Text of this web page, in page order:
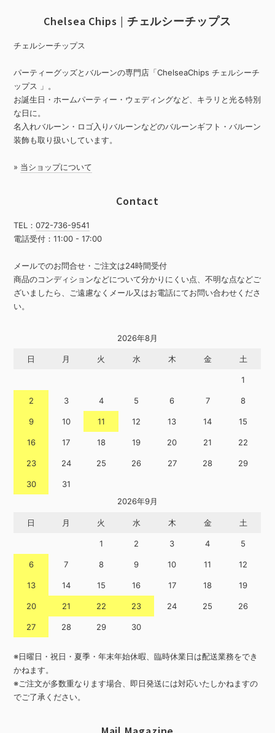
Chelsea Chips | チェルシーチップス
チェルシーチップス
パーティーグッズとバルーンの専門店「ChelseaChips チェルシーチ
ップス 」。
お誕生日・ホームパーティー・ウェディングなど、キラリと光る特別
な日に。
名入れバルーン・ロゴ入りバルーンなどのバルーンギフト・バルーン
装飾も取り扱いしています。
» 当ショップについて
Contact
TEL：072-736-9541
電話受付：11:00 - 17:00
メールでのお問合せ・ご注文は24時間受付
商品のコンディションなどについて分かりにくい点、不明な点などご
ざいましたら、ご遠慮なくメール又はお電話にてお問い合わせくださ
い。
2026年8月
日 月 火 水 木 金 土
1
2 3 4 5 6 7 8
9 10 11 12 13 14 15
16 17 18 19 20 21 22
23 24 25 26 27 28 29
30
31
2026年9月
日 月 火 水 木 金 土
1 2 3 4 5
6 7 8 9 10 11 12
13 14 15 16 17 18 19
20 21 22 23 24 25 26
27 28 29 30
※日曜日・祝日・夏季・年末年始休暇、臨時休業日は配送業務をでき
かねます。
※ご注文が多数重なります場合、即日発送には対応いたしかねますの
でご了承ください。